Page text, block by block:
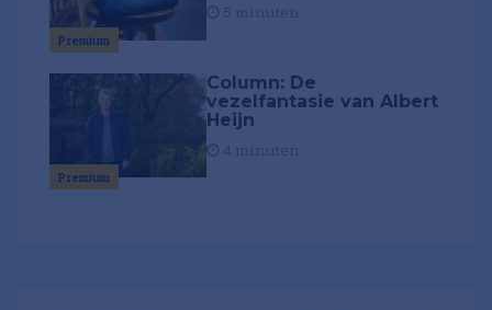
Premium
Premium
Column: De
vezelfantasie van Albert
Heijn